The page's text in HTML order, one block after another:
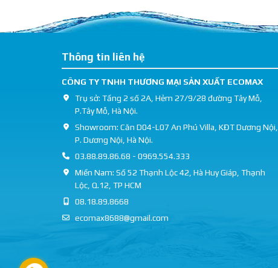
Thông tin liên hệ
CÔNG TY TNHH THƯƠNG MẠI SẢN XUẤT ECOMAX
Trụ sở: Tầng 2 số 2A, Hẻm 27/9/28 đường Tây Mỗ,
P.Tây Mỗ, Hà Nội.
Showroom: Căn D04-L07 An Phú Villa, KĐT Dương Nội,
P. Dương Nội, Hà Nội.
03.88.89.86.68 - 0969.554.333
Miền Nam: Số 52 Thạnh Lộc 42, Hà Huy Giáp, Thạnh
Lộc, Q.12, TP HCM
08.18.89.8668
ecomax8688@gmail.com